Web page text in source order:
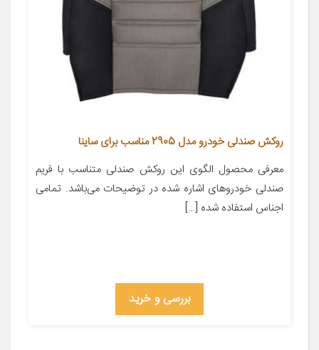
روکش صندلی خودرو مدل 2905 مناسب برای ساینا
معرفی محصول الگوی این روکش صندلی متناسب با فریم
صندلی خودروهای اشاره شده در توضیحات می‌باشد. تمامی
اجناس استفاده شده […]
بررسی و خرید